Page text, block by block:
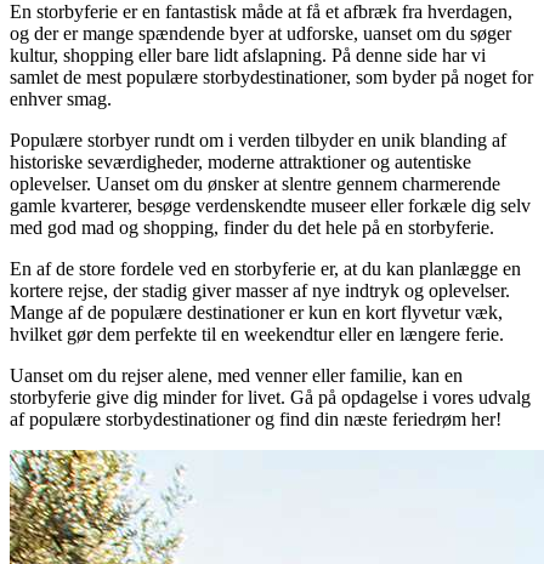
En storbyferie er en fantastisk måde at få et afbræk fra hverdagen,
og der er mange spændende byer at udforske, uanset om du søger
kultur, shopping eller bare lidt afslapning. På denne side har vi
samlet de mest populære storbydestinationer, som byder på noget for
enhver smag.
Populære storbyer rundt om i verden tilbyder en unik blanding af
historiske seværdigheder, moderne attraktioner og autentiske
oplevelser. Uanset om du ønsker at slentre gennem charmerende
gamle kvarterer, besøge verdenskendte museer eller forkæle dig selv
med god mad og shopping, finder du det hele på en storbyferie.
En af de store fordele ved en storbyferie er, at du kan planlægge en
kortere rejse, der stadig giver masser af nye indtryk og oplevelser.
Mange af de populære destinationer er kun en kort flyvetur væk,
hvilket gør dem perfekte til en weekendtur eller en længere ferie.
Uanset om du rejser alene, med venner eller familie, kan en
storbyferie give dig minder for livet. Gå på opdagelse i vores udvalg
af populære storbydestinationer og find din næste feriedrøm her!